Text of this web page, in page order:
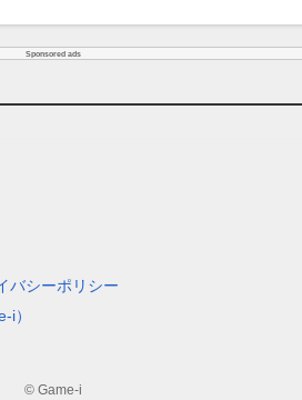
Sponsored ads
バシーポリシー
i）
© Game-i